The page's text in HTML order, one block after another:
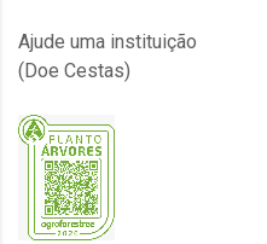
Ajude uma instituição
(Doe Cestas)